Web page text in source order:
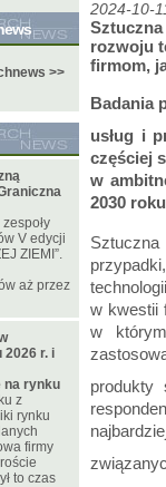
2024-10-
rozwoju
firmom,
Badania
usług i
częściej
w
2030
Sztuczna
w kwestii
w
produkty
>>
V edycji
ZIEMI”.
aż przez
2026 r. i
na rynku
z
rynku
firmy
to czas